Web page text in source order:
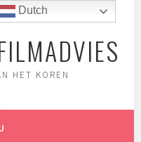
HET KOREN
Dutch